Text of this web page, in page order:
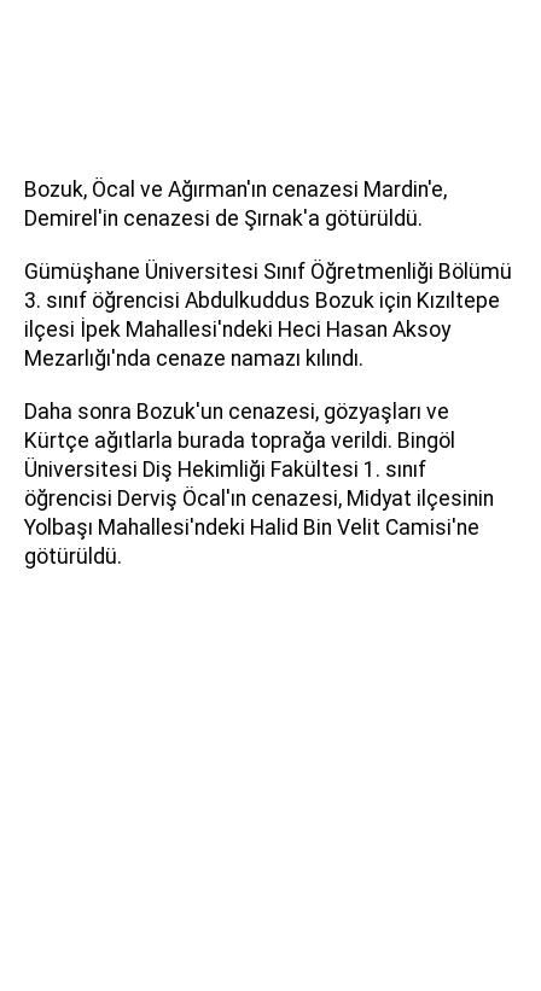
Bozuk, Öcal ve Ağırman'ın cenazesi Mardin'e,
Demirel'in cenazesi de Şırnak'a götürüldü.
Gümüşhane Üniversitesi Sınıf Öğretmenliği Bölümü
3. sınıf öğrencisi Abdulkuddus Bozuk için Kızıltepe
ilçesi İpek Mahallesi'ndeki Heci Hasan Aksoy
Mezarlığı'nda cenaze namazı kılındı.
Daha sonra Bozuk'un cenazesi, gözyaşları ve
Kürtçe ağıtlarla burada toprağa verildi. Bingöl
Üniversitesi Diş Hekimliği Fakültesi 1. sınıf
öğrencisi Derviş Öcal'ın cenazesi, Midyat ilçesinin
Yolbaşı Mahallesi'ndeki Halid Bin Velit Camisi'ne
götürüldü.